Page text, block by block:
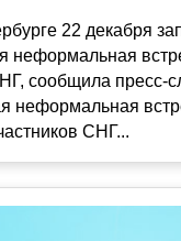
22 декабря
неформальная
сообщила пресс-
неформальная
СНГ...